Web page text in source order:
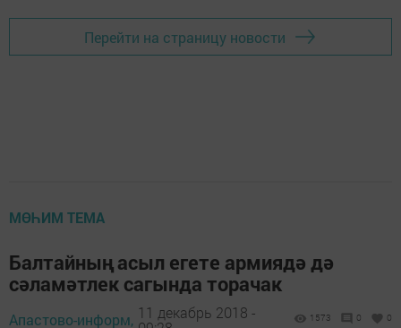
Перейти на страницу новости
МӨҺИМ ТЕМА
Балтайның асыл егете армиядә дә
сәламәтлек сагында торачак
Апастово-информ, 11 декабрь 2018 -
1573 0 0